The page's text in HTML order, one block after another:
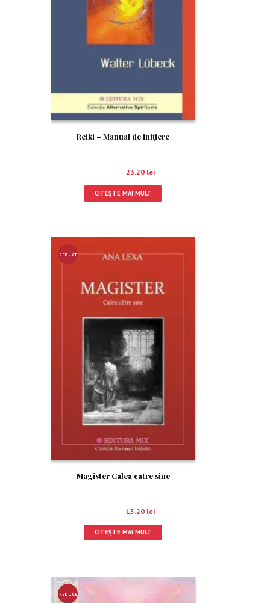
Reiki – Manual de iniţiere
23.20 lei
CITEȘTE MAI MULT
REDUCE
Magister Calea catre sine
15.20 lei
CITEȘTE MAI MULT
REDUCE